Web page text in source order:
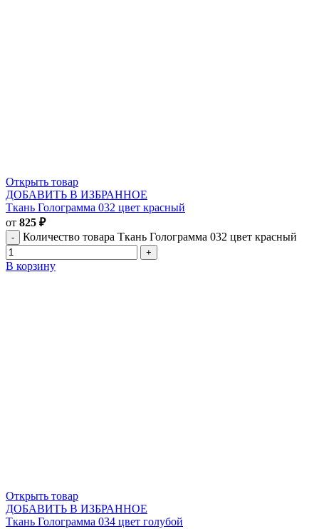
Открыть товар
ДОБАВИТЬ В ИЗБРАННОЕ
Ткань Голограмма 032 цвет красный
от 825 ₽
Количество товара Ткань Голограмма 032 цвет красный
В корзину
Открыть товар
ДОБАВИТЬ В ИЗБРАННОЕ
Ткань Голограмма 034 цвет голубой